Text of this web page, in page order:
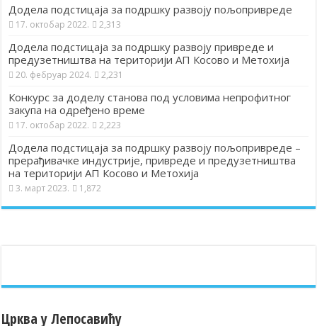
Додела подстицаја за подршку развоју пољопривреде
17. октобар 2022. 2,313
Додела подстицаја за подршку развоју привреде и
предузетништва на територији АП Косово и Метохија
20. фебруар 2024. 2,231
Конкурс за доделу станова под условима непрофитног
закупа на одређено време
17. октобар 2022. 2,223
Додела подстицаја за подршку развоју пољопривреде –
прерађивачке индустрије, привреде и предузетништва
на територији АП Косово и Метохија
3. март 2023. 1,872
Црква у Лепосавићу